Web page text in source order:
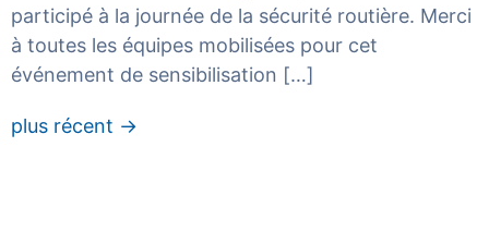
participé à la journée de la sécurité routière. Merci
à toutes les équipes mobilisées pour cet
événement de sensibilisation […]
plus récent →